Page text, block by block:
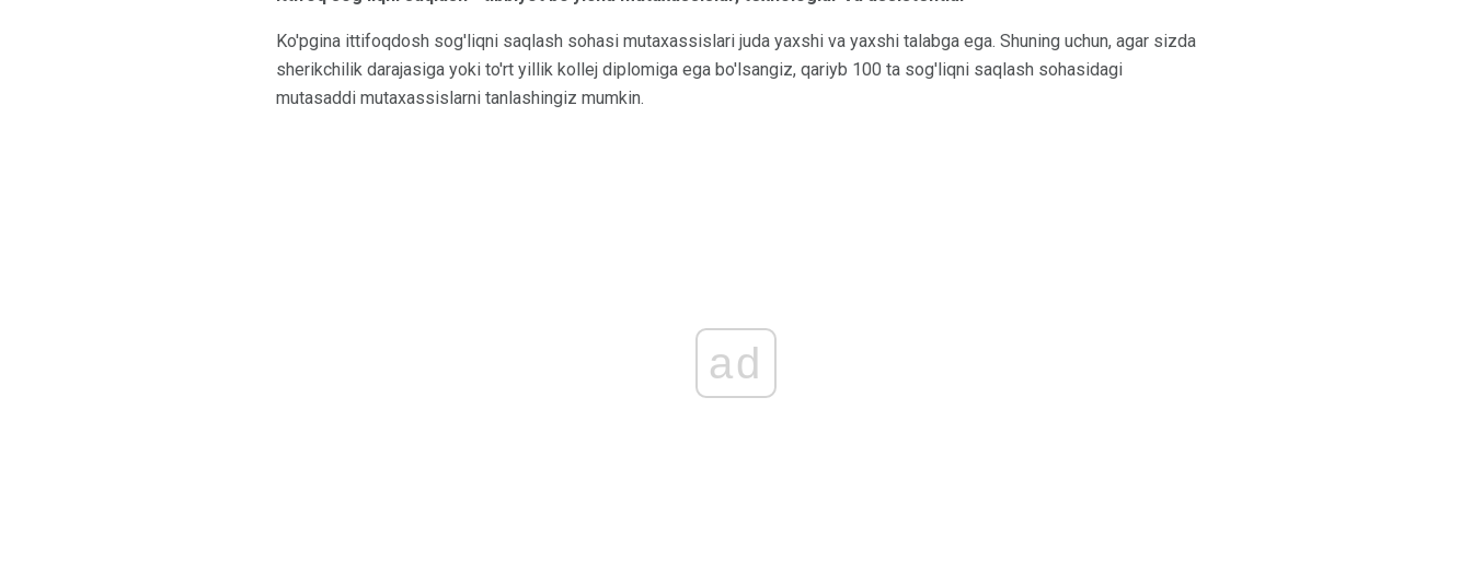
Ko'pgina ittifoqdosh sog'liqni saqlash sohasi mutaxassislari juda yaxshi va yaxshi talabga ega. Shuning uchun, agar sizda
sherikchilik darajasiga yoki to'rt yillik kollej diplomiga ega bo'lsangiz, qariyb 100 ta sog'liqni saqlash sohasidagi
mutasaddi mutaxassislarni tanlashingiz mumkin.
ad